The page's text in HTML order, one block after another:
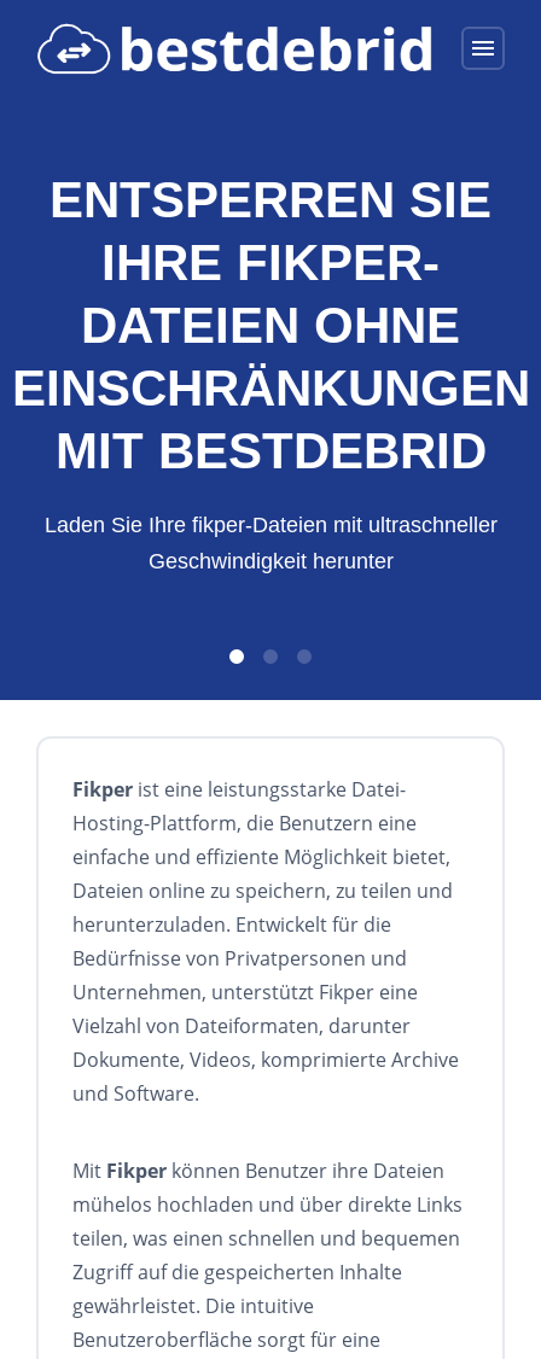
menu
ENTSPERREN SIE
IHRE FIKPER-
DATEIEN OHNE
EINSCHRÄNKUNGEN
MIT BESTDEBRID
Laden Sie Ihre fikper-Dateien mit ultraschneller
Geschwindigkeit herunter
Fikper ist eine leistungsstarke Datei-
Hosting-Plattform, die Benutzern eine
einfache und effiziente Möglichkeit bietet,
Dateien online zu speichern, zu teilen und
herunterzuladen. Entwickelt für die
Bedürfnisse von Privatpersonen und
Unternehmen, unterstützt Fikper eine
Vielzahl von Dateiformaten, darunter
Dokumente, Videos, komprimierte Archive
und Software.
Mit Fikper können Benutzer ihre Dateien
mühelos hochladen und über direkte Links
teilen, was einen schnellen und bequemen
Zugriff auf die gespeicherten Inhalte
gewährleistet. Die intuitive
Benutzeroberfläche sorgt für eine